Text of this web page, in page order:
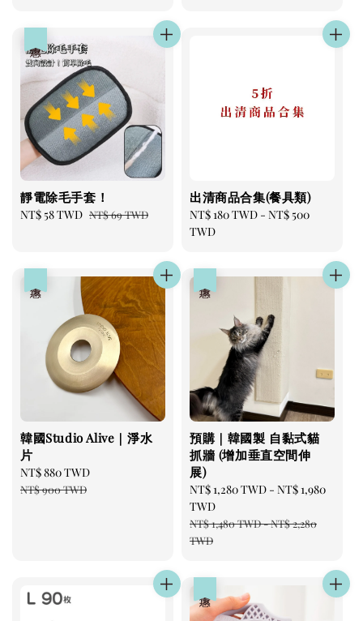
靜電除毛手套！
Sale
NT$ 58 TWD Regular
NT$ 69 TWD
出清商品合集(餐具類)
Regular
price
NT$ 180 TWD - NT$ 500
TWD
韓國Studio Alive｜淨水
片
Sale
price
NT$ 880 TWD
NT$ 900 TWD
預購｜韓國製 自黏式貓
抓牆 (增加垂直空間伸
展)
Sale
price
NT$ 1,280 TWD - NT$ 1,980
TWD
Regular
price
NT$ 1,480 TWD-NT$ 2,280
TWD